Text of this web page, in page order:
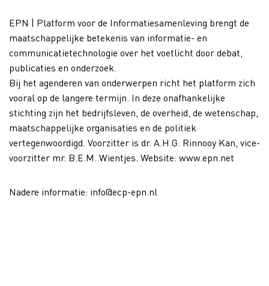
EPN | Platform voor de Informatiesamenleving brengt de
maatschappelijke betekenis van informatie- en
communicatietechnologie over het voetlicht door debat,
publicaties en onderzoek.
Bij het agenderen van onderwerpen richt het platform zich
vooral op de langere termijn. In deze onafhankelijke
stichting zijn het bedrijfsleven, de overheid, de wetenschap,
maatschappelijke organisaties en de politiek
vertegenwoordigd. Voorzitter is dr. A.H.G. Rinnooy Kan, vice-
voorzitter mr. B.E.M. Wientjes. Website: www.epn.net
Nadere informatie: info@ecp-epn.nl